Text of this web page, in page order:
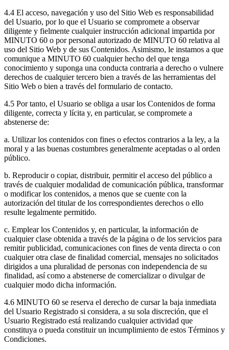
4.4 El acceso, navegación y uso del Sitio Web es responsabilidad
del Usuario, por lo que el Usuario se compromete a observar
diligente y fielmente cualquier instrucción adicional impartida por
MINUTO 60 o por personal autorizado de MINUTO 60 relativa al
uso del Sitio Web y de sus Contenidos. Asimismo, le instamos a que
comunique a MINUTO 60 cualquier hecho del que tenga
conocimiento y suponga una conducta contraria a derecho o vulnere
derechos de cualquier tercero bien a través de las herramientas del
Sitio Web o bien a través del formulario de contacto.
4.5 Por tanto, el Usuario se obliga a usar los Contenidos de forma
diligente, correcta y lícita y, en particular, se compromete a
abstenerse de:
a. Utilizar los contenidos con fines o efectos contrarios a la ley, a la
moral y a las buenas costumbres generalmente aceptadas o al orden
público.
b. Reproducir o copiar, distribuir, permitir el acceso del público a
través de cualquier modalidad de comunicación pública, transformar
o modificar los contenidos, a menos que se cuente con la
autorización del titular de los correspondientes derechos o ello
resulte legalmente permitido.
c. Emplear los Contenidos y, en particular, la información de
cualquier clase obtenida a través de la página o de los servicios para
remitir publicidad, comunicaciones con fines de venta directa o con
cualquier otra clase de finalidad comercial, mensajes no solicitados
dirigidos a una pluralidad de personas con independencia de su
finalidad, así como a abstenerse de comercializar o divulgar de
cualquier modo dicha información.
4.6 MINUTO 60 se reserva el derecho de cursar la baja inmediata
del Usuario Registrado si considera, a su sola discreción, que el
Usuario Registrado está realizando cualquier actividad que
constituya o pueda constituir un incumplimiento de estos Términos y
Condiciones.